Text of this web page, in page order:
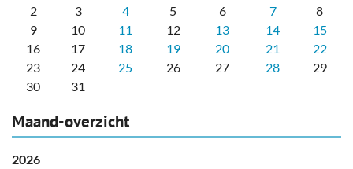
2
3 4 5 6 7
8
9
10 11 12 13 14
15
16
17 18 19 20 21
22
23
24 25 26 27 28
29
30
31
Maand-overzicht
2026